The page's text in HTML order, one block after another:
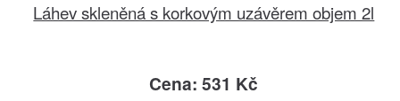
Láhev skleněná s korkovým uzávěrem objem 2l
Cena: 531 Kč